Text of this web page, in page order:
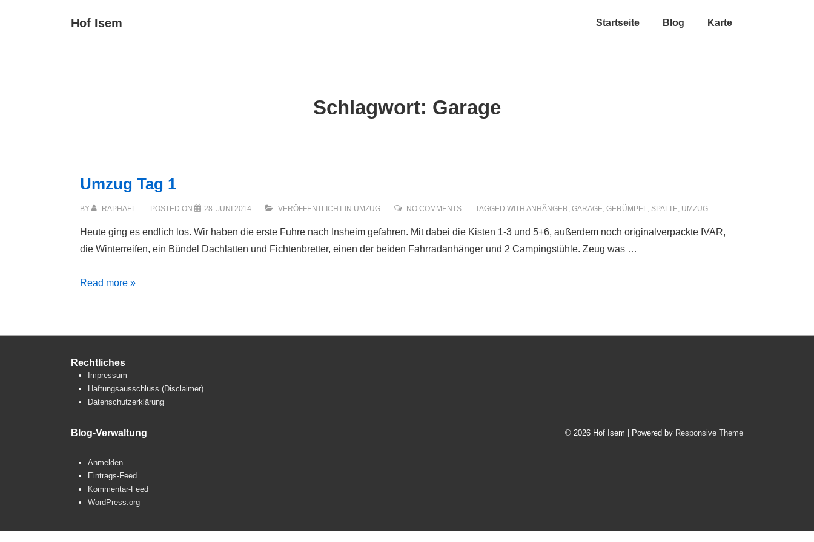
Hof Isem Startseite Blog Karte
Schlagwort: Garage
Umzug Tag 1
BY RAPHAEL POSTED ON 28. JUNI 2014 VERÖFFENTLICHT IN UMZUG NO COMMENTS TAGGED WITH ANHÄNGER, GARAGE, GERÜMPEL, SPALTE, UMZUG
Heute ging es endlich los. Wir haben die erste Fuhre nach Insheim gefahren. Mit dabei die Kisten 1-3 und 5+6, außerdem noch originalverpackte IVAR,
die Winterreifen, ein Bündel Dachlatten und Fichtenbretter, einen der beiden Fahrradanhänger und 2 Campingstühle. Zeug was …
Umzug
Read more »
Rechtliches
Impressum
Haftungsausschluss (Disclaimer)
Datenschutzerklärung
Blog-Verwaltung
Anmelden
Eintrags-Feed
Kommentar-Feed
WordPress.org
© 2026 Hof Isem | Powered by Responsive Theme